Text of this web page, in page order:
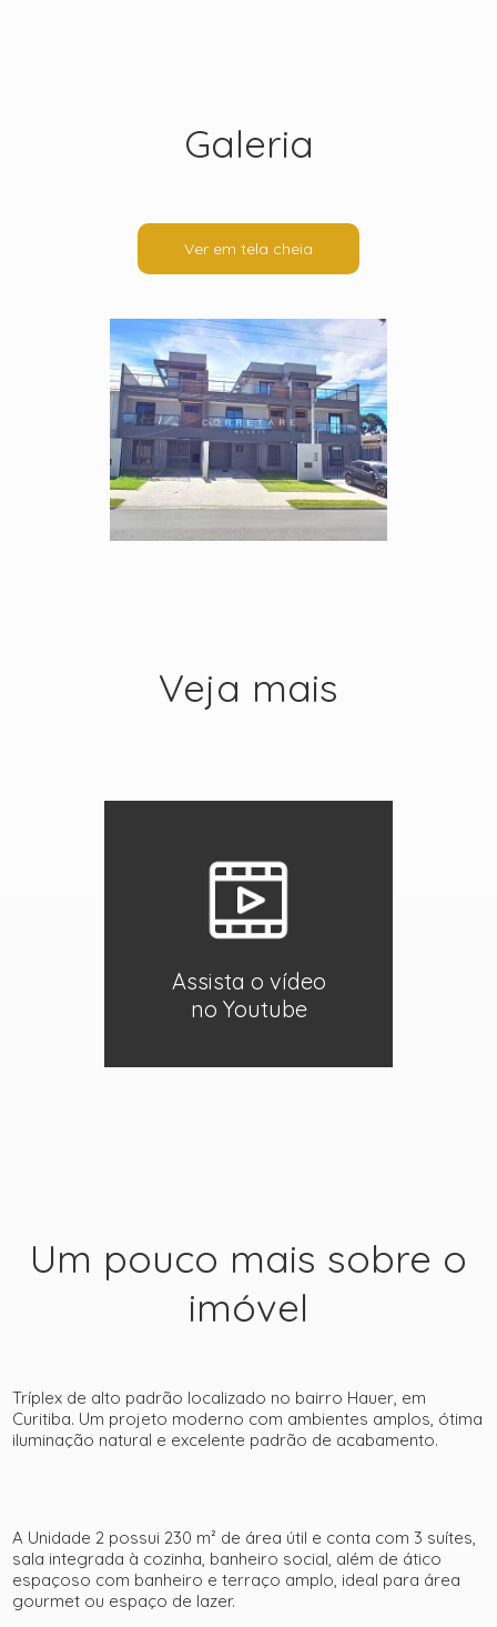
Galeria
Ver em tela cheia
+ 44
ver mais fotos
Veja mais
Assista o vídeo
no Youtube
Um pouco mais sobre o
imóvel
Tríplex de alto padrão localizado no bairro Hauer, em
Curitiba. Um projeto moderno com ambientes amplos, ótima
iluminação natural e excelente padrão de acabamento.
A Unidade 2 possui 230 m² de área útil e conta com 3 suítes,
sala integrada à cozinha, banheiro social, além de ático
espaçoso com banheiro e terraço amplo, ideal para área
gourmet ou espaço de lazer.